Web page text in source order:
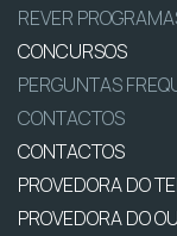
REVER
CONCURSOS
PERGUNTAS
CONTACTOS
CONTACTOS
PROVEDORA DO
PROVEDORA DO